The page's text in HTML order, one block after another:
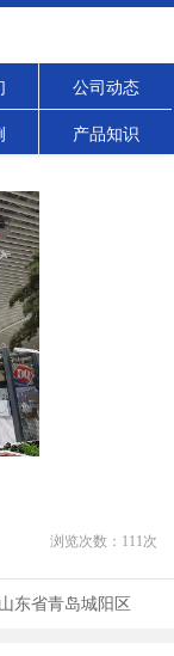
公司动态
产品知识
浏览次数： 111次
山东省青岛城阳区